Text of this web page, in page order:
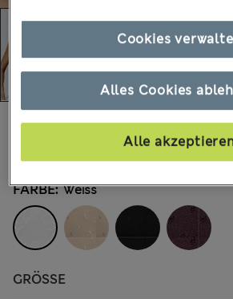
593 Bewertungen
€30,00 Alle Preise enthalten Steuern
FARBE: Weiss
GRÖSSE
Alles Cookies
Alle
Cookies